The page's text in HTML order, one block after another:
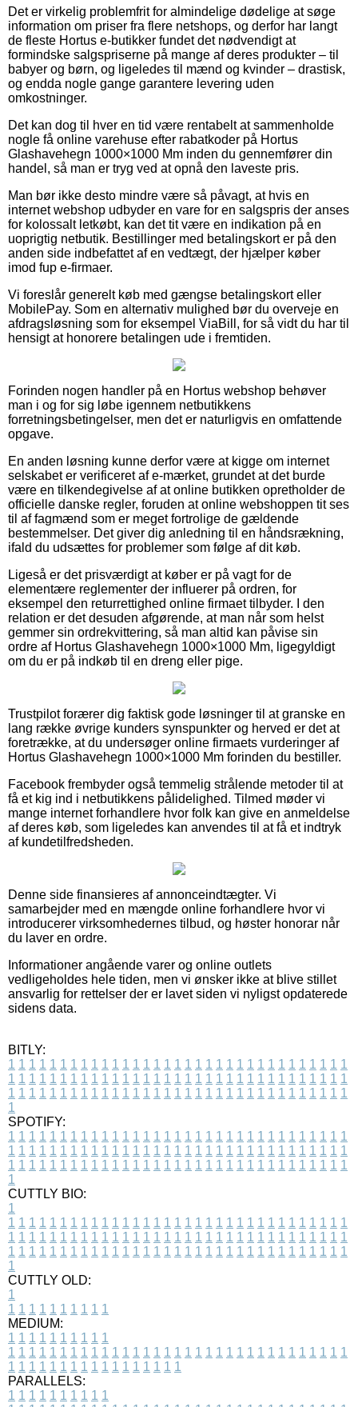
Det er virkelig problemfrit for almindelige dødelige at søge
information om priser fra flere netshops, og derfor har langt
de fleste Hortus e-butikker fundet det nødvendigt at
formindske salgspriserne på mange af deres produkter – til
babyer og børn, og ligeledes til mænd og kvinder – drastisk,
og endda nogle gange garantere levering uden
omkostninger.
Det kan dog til hver en tid være rentabelt at sammenholde
nogle få online varehuse efter rabatkoder på Hortus
Glashavehegn 1000×1000 Mm inden du gennemfører din
handel, så man er tryg ved at opnå den laveste pris.
Man bør ikke desto mindre være så påvagt, at hvis en
internet webshop udbyder en vare for en salgspris der anses
for kolossalt letkøbt, kan det tit være en indikation på en
uoprigtig netbutik. Bestillinger med betalingskort er på den
anden side indbefattet af en vedtægt, der hjælper køber
imod fup e-firmaer.
Vi foreslår generelt køb med gængse betalingskort eller
MobilePay. Som en alternativ mulighed bør du overveje en
afdragsløsning som for eksempel ViaBill, for så vidt du har til
hensigt at honorere betalingen ude i fremtiden.
Forinden nogen handler på en Hortus webshop behøver
man i og for sig løbe igennem netbutikkens
forretningsbetingelser, men det er naturligvis en omfattende
opgave.
En anden løsning kunne derfor være at kigge om internet
selskabet er verificeret af e-mærket, grundet at det burde
være en tilkendegivelse af at online butikken opretholder de
officielle danske regler, foruden at online webshoppen tit ses
til af fagmænd som er meget fortrolige de gældende
bestemmelser. Det giver dig anledning til en håndsrækning,
ifald du udsættes for problemer som følge af dit køb.
Ligeså er det prisværdigt at køber er på vagt for de
elementære reglementer der influerer på ordren, for
eksempel den returrettighed online firmaet tilbyder. I den
relation er det desuden afgørende, at man når som helst
gemmer sin ordrekvittering, så man altid kan påvise sin
ordre af Hortus Glashavehegn 1000×1000 Mm, ligegyldigt
om du er på indkøb til en dreng eller pige.
Trustpilot forærer dig faktisk gode løsninger til at granske en
lang række øvrige kunders synspunkter og herved er det at
foretrække, at du undersøger online firmaets vurderinger af
Hortus Glashavehegn 1000×1000 Mm forinden du bestiller.
Facebook frembyder også temmelig strålende metoder til at
få et kig ind i netbutikkens pålidelighed. Tilmed møder vi
mange internet forhandlere hvor folk kan give en anmeldelse
af deres køb, som ligeledes kan anvendes til at få et indtryk
af kundetilfredsheden.
Denne side finansieres af annonceindtægter. Vi
samarbejder med en mængde online forhandlere hvor vi
introducerer virksomhedernes tilbud, og høster honorar når
du laver en ordre.
Informationer angående varer og online outlets
vedligeholdes hele tiden, men vi ønsker ikke at blive stillet
ansvarlig for rettelser der er lavet siden vi nyligst opdaterede
sidens data.
BITLY:
1 1 1 1 1 1 1 1 1 1 1 1 1 1 1 1 1 1 1 1 1 1 1 1 1 1 1 1 1 1 1 1 1
1 1 1 1 1 1 1 1 1 1 1 1 1 1 1 1 1 1 1 1 1 1 1 1 1 1 1 1 1 1 1 1 1
1 1 1 1 1 1 1 1 1 1 1 1 1 1 1 1 1 1 1 1 1 1 1 1 1 1 1 1 1 1 1 1 1
1
SPOTIFY:
1 1 1 1 1 1 1 1 1 1 1 1 1 1 1 1 1 1 1 1 1 1 1 1 1 1 1 1 1 1 1 1 1
1 1 1 1 1 1 1 1 1 1 1 1 1 1 1 1 1 1 1 1 1 1 1 1 1 1 1 1 1 1 1 1 1
1 1 1 1 1 1 1 1 1 1 1 1 1 1 1 1 1 1 1 1 1 1 1 1 1 1 1 1 1 1 1 1 1
1
CUTTLY BIO:
1
1 1 1 1 1 1 1 1 1 1 1 1 1 1 1 1 1 1 1 1 1 1 1 1 1 1 1 1 1 1 1 1 1
1 1 1 1 1 1 1 1 1 1 1 1 1 1 1 1 1 1 1 1 1 1 1 1 1 1 1 1 1 1 1 1 1
1 1 1 1 1 1 1 1 1 1 1 1 1 1 1 1 1 1 1 1 1 1 1 1 1 1 1 1 1 1 1 1 1
1
CUTTLY OLD:
1
1 1 1 1 1 1 1 1 1 1
MEDIUM:
1 1 1 1 1 1 1 1 1 1
1 1 1 1 1 1 1 1 1 1 1 1 1 1 1 1 1 1 1 1 1 1 1 1 1 1 1 1 1 1 1 1 1
1 1 1 1 1 1 1 1 1 1 1 1 1 1 1 1 1
PARALLELS:
1 1 1 1 1 1 1 1 1 1